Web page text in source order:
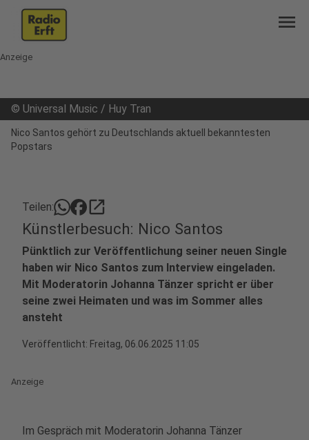
menu
Anzeige
© Universal Music / Huy Tran
Nico Santos gehört zu Deutschlands aktuell bekanntesten
Popstars
Teilen: open_in_new
Künstlerbesuch: Nico Santos
Pünktlich zur Veröffentlichung seiner neuen Single
haben wir Nico Santos zum Interview eingeladen.
Mit Moderatorin Johanna Tänzer spricht er über
seine zwei Heimaten und was im Sommer alles
ansteht
Veröffentlicht: Freitag, 06.06.2025 11:05
Anzeige
Im Gespräch mit Moderatorin Johanna Tänzer